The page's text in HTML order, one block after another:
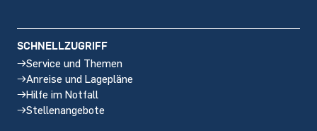
SCHNELLZUGRIFF
Service und Themen
Anreise und Lagepläne
Hilfe im Notfall
Stellenangebote